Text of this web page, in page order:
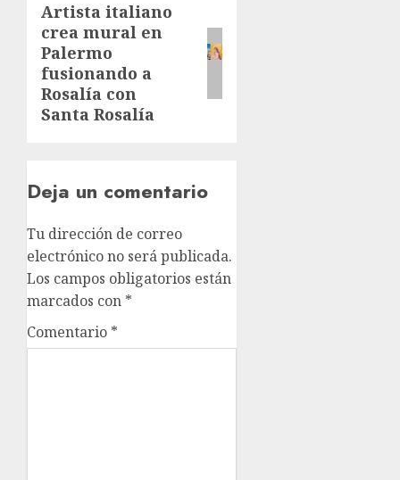
Artista italiano
crea mural en
Palermo
fusionando a
Rosalía con
Santa Rosalía
Deja un comentario
Tu dirección de correo
electrónico no será publicada.
Los campos obligatorios están
marcados con *
Comentario *